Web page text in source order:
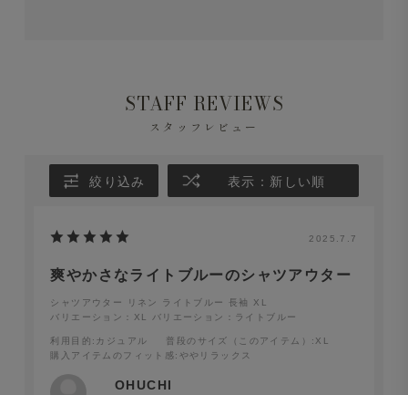
STAFF REVIEWS
スタッフレビュー
絞り込み 表示：新しい順
2025.7.7
爽やかさなライトブルーのシャツアウター
シャツアウター リネン ライトブルー 長袖 XL
バリエーション：XL
バリエーション：ライトブルー
利用目的 :カジュアル 普段のサイズ（このアイテム） :XL
購入アイテムのフィット感:ややリラックス
OHUCHI